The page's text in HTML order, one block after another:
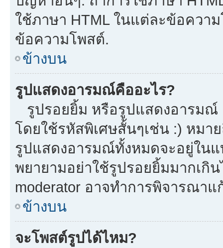
ใช้ภาษา HTML ในแต่ละข้อคว
ข้อความโพสต์.
ข้างบน
รูปแสดงอารมณ์คืออะไร?
รูปรอยยิ้ม หรือรูปแสดงอารมณ์
โดยใช้รหัสพิเศษสั้นๆเช่น :) หมา
รูปแสดงอารมณ์ทั้งหมดจะอยู่ใน
พยายามอย่าใช้รูปรอยยิ้มมากเกิ
moderator อาจทำการพิจารณา
ข้างบน
จะโพสต์รูปได้ไหม?